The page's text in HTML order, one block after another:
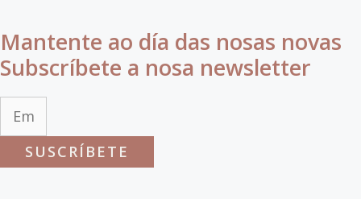
Mantente ao día das nosas novas
Subscríbete a nosa newsletter
SUSCRÍBETE